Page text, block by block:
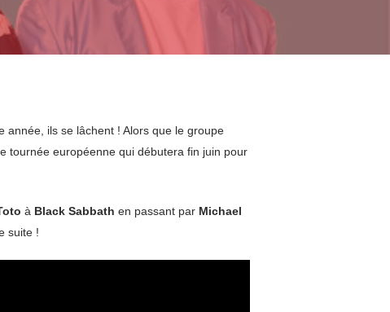
ils se lâchent ! Alors que le groupe
tournée européenne qui débutera fin juin pour
à Black Sabbath en passant par Michael
suite !